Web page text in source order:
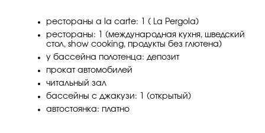
рестораны a la carte: 1 ( La Pergola)
рестораны: 1 (международная кухня, шведский
стол, show cooking, продукты без глютена)
у бассейна полотенца: депозит
прокат автомобилей
читальный зал
бассейны с джакузи: 1 (открытый)
автостоянка: платно